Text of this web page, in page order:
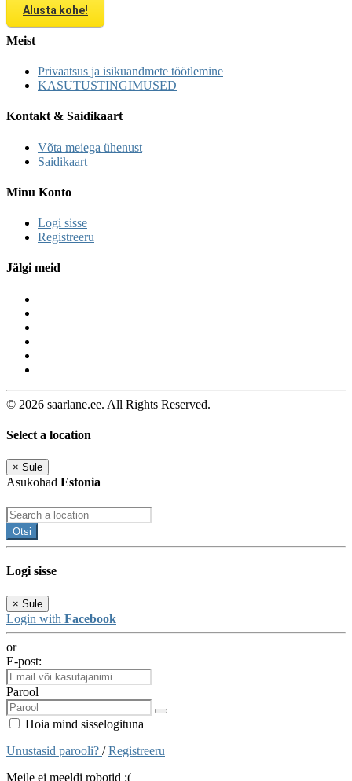
Alusta kohe!
Meist
Privaatsus ja isikuandmete töötlemine
KASUTUSTINGIMUSED
Kontakt & Saidikaart
Võta meiega ühenust
Saidikaart
Minu Konto
Logi sisse
Registreeru
Jälgi meid
© 2026 saarlane.ee. All Rights Reserved.
Select a location
× Sule
Asukohad Estonia
Otsi
Logi sisse
× Sule
Login with Facebook
or
E-post:
Parool
Hoia mind sisselogituna
Unustasid parooli? /Registreeru
Meile ei meeldi robotid :(